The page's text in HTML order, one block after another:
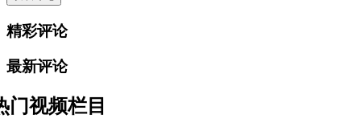
精彩评论
最新评论
门视频栏目